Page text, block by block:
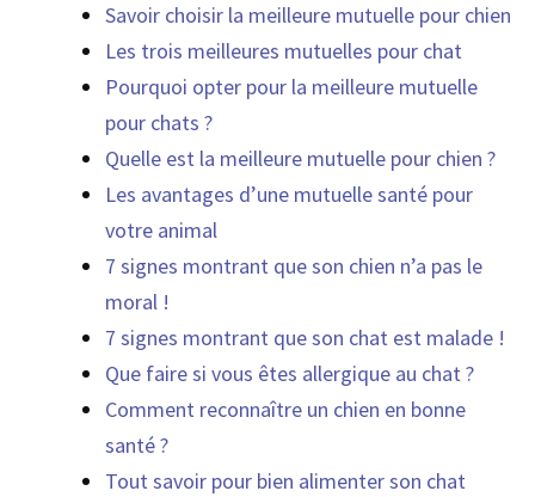
Savoir choisir la meilleure mutuelle pour chien
Les trois meilleures mutuelles pour chat
Pourquoi opter pour la meilleure mutuelle
pour chats ?
Quelle est la meilleure mutuelle pour chien ?
Les avantages d’une mutuelle santé pour
votre animal
7 signes montrant que son chien n’a pas le
moral !
7 signes montrant que son chat est malade !
Que faire si vous êtes allergique au chat ?
Comment reconnaître un chien en bonne
santé ?
Tout savoir pour bien alimenter son chat